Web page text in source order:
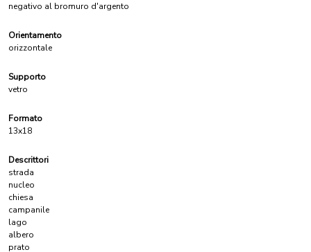
negativo al bromuro d'argento
Orientamento
orizzontale
Supporto
vetro
Formato
13x18
Descrittori
strada
nucleo
chiesa
campanile
lago
albero
prato